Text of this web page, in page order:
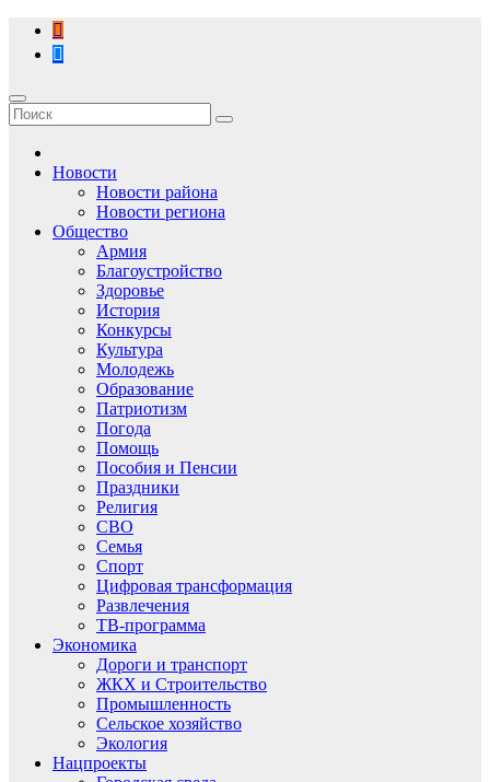
Перейти
содержимому
Новости
Новости района
Новости региона
Общество
Армия
Благоустройство
Здоровье
История
Конкурсы
Культура
Молодежь
Образование
Патриотизм
Погода
Помощь
Пособия и Пенсии
Праздники
Религия
СВО
Семья
Спорт
Цифровая трансформация
Развлечения
ТВ-программа
Экономика
Дороги и транспорт
ЖКХ и Строительство
Промышленность
Сельское хозяйство
Экология
Нацпроекты